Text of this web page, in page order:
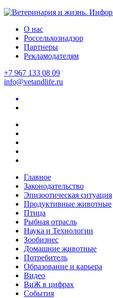
О нас
Россельхознадзор
Партнеры
Рекламодателям
+7 967 133 08 09
info@vetandlife.ru
Главное
Законодательство
Эпизоотическая ситуация
Продуктивные животные
Птица
Рыбная отрасль
Наука и Технологии
Зообизнес
Домашние животные
Потребитель
Образование и карьера
Видео
ВиЖ в цифрах
События